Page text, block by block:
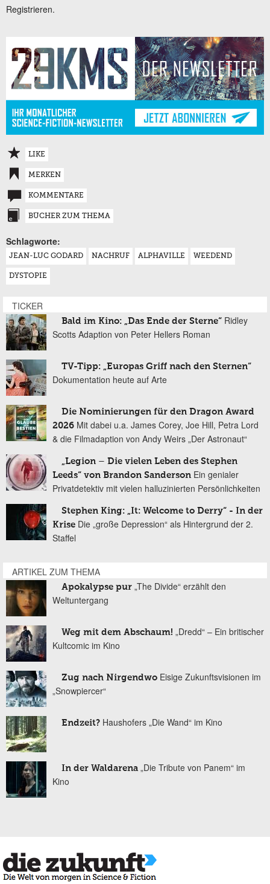
Registrieren.
LIKE
MERKEN
KOMMENTARE
BÜCHER ZUM THEMA
Schlagworte:
JEAN-LUC GODARD NACHRUF ALPHAVILLE WEEDEND
DYSTOPIE
TICKER
Bald im Kino: „Das Ende der Sterne“ Ridley
Scotts Adaption von Peter Hellers Roman
TV-Tipp: „Europas Griff nach den Sternen“
Dokumentation heute auf Arte
Die Nominierungen für den Dragon Award
2026 Mit dabei u.a. James Corey, Joe Hill, Petra Lord
& die Filmadaption von Andy Weirs „Der Astronaut“
„Legion – Die vielen Leben des Stephen
Leeds“ von Brandon Sanderson Ein genialer
Privatdetektiv mit vielen halluzinierten Persönlichkeiten
Stephen King: „It: Welcome to Derry“ - In der
Krise Die „große Depression“ als Hintergrund der 2.
Staffel
ARTIKEL ZUM THEMA
Apokalypse pur „The Divide“ erzählt den
Weltuntergang
Weg mit dem Abschaum! „Dredd“ – Ein britischer
Kultcomic im Kino
Zug nach Nirgendwo Eisige Zukunftsvisionen im
„Snowpiercer“
Endzeit? Haushofers „Die Wand“ im Kino
In der Waldarena „Die Tribute von Panem“ im
Kino